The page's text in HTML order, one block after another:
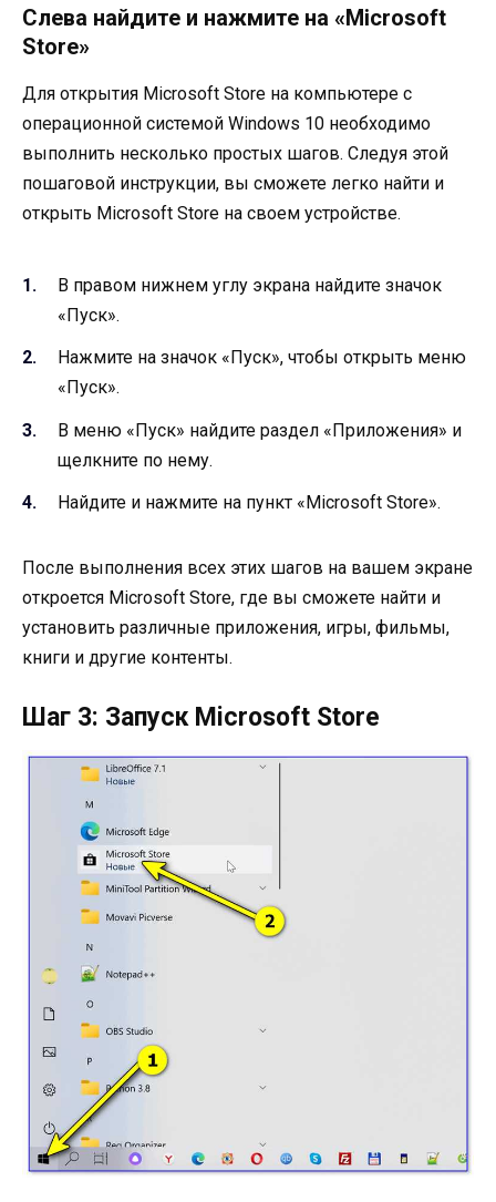
Слева найдите и нажмите на «Microsoft
Store»
Для открытия Microsoft Store на компьютере с
операционной системой Windows 10 необходимо
выполнить несколько простых шагов. Следуя этой
пошаговой инструкции, вы сможете легко найти и
открыть Microsoft Store на своем устройстве.
В правом нижнем углу экрана найдите значок
«Пуск».
Нажмите на значок «Пуск», чтобы открыть меню
«Пуск».
В меню «Пуск» найдите раздел «Приложения» и
щелкните по нему.
Найдите и нажмите на пункт «Microsoft Store».
После выполнения всех этих шагов на вашем экране
откроется Microsoft Store, где вы сможете найти и
установить различные приложения, игры, фильмы,
книги и другие контенты.
Шаг 3: Запуск Microsoft Store